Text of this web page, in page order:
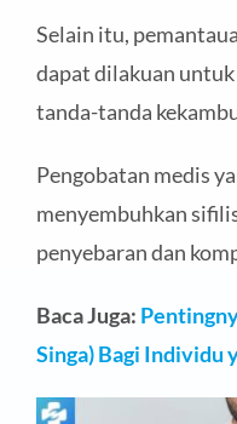
Selain itu,
dapat dilakuan
tanda-tanda
Pengobatan medis
menyembuhkan
penyebaran dan
Baca Juga:
Singa) Bagi Individu